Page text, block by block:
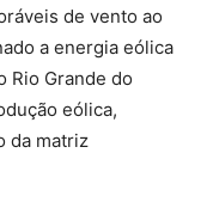
de vento ao
a energia eólica
Rio Grande do
eólica,
da matriz